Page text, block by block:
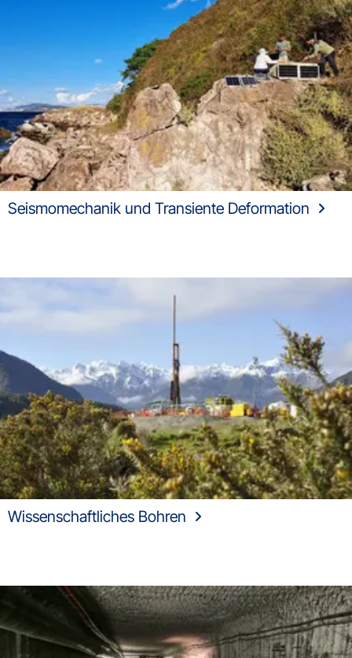
Seismomechanik und Transiente Deformation
Wissenschaftliches Bohren